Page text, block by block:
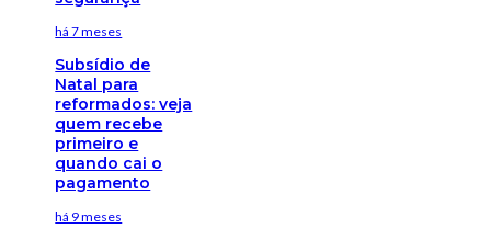
há 7 meses
Subsídio de
Natal para
reformados: veja
quem recebe
primeiro e
quando cai o
pagamento
há 9 meses